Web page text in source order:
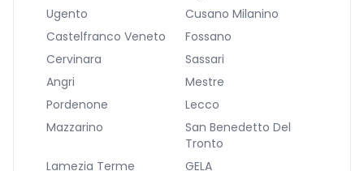
Ugento
Cusano Milanino
Castelfranco Veneto
Fossano
Cervinara
Sassari
Angri
Mestre
Pordenone
Lecco
Mazzarino
San Benedetto Del
Tronto
Lamezia Terme
GELA